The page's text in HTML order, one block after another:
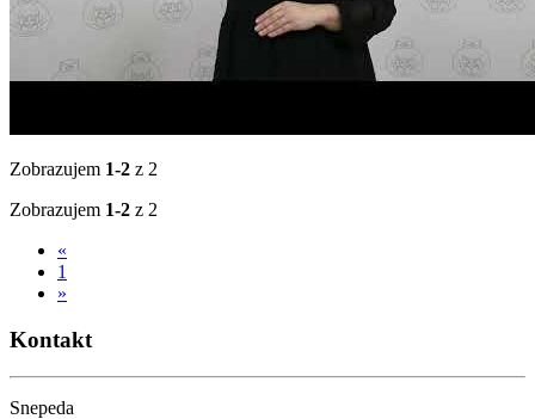
Zobrazujem 1-2 z 2
Zobrazujem 1-2 z 2
«
1
»
Kontakt
Snepeda